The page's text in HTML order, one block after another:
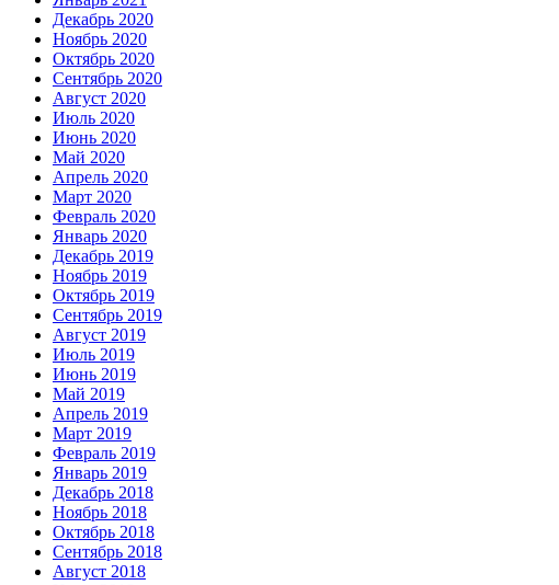
Декабрь 2020
Ноябрь 2020
Октябрь 2020
Сентябрь 2020
Август 2020
Июль 2020
Июнь 2020
Май 2020
Апрель 2020
Март 2020
Февраль 2020
Январь 2020
Декабрь 2019
Ноябрь 2019
Октябрь 2019
Сентябрь 2019
Август 2019
Июль 2019
Июнь 2019
Май 2019
Апрель 2019
Март 2019
Февраль 2019
Январь 2019
Декабрь 2018
Ноябрь 2018
Октябрь 2018
Сентябрь 2018
Август 2018